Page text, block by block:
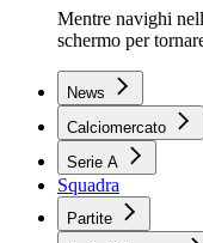
Mentre navighi
schermo per
News
Calciomercato
Serie A
Squadra
Partite